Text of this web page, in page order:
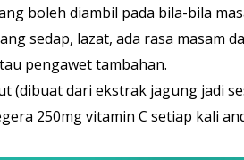
boleh diambil pada bila-bila
sedap, lazat, ada rasa masam
pengawet tambahan.
(dibuat dari ekstrak jagung jadi
250mg vitamin C setiap kali